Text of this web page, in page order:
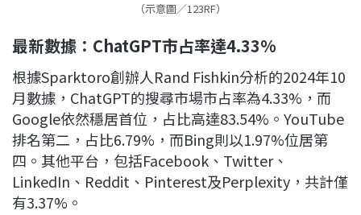
（示意圖／123RF）
最新數據：ChatGPT市占率達4.33%
根據Sparktoro創辦人Rand Fishkin分析的2024年10
月數據，ChatGPT的搜尋市場市占率為4.33%，而
Google依然穩居首位，占比高達83.54%。YouTube
排名第二，占比6.79%，而Bing則以1.97%位居第
四。其他平台，包括Facebook、Twitter、
LinkedIn、Reddit、Pinterest及Perplexity，共計僅
有3.37%。